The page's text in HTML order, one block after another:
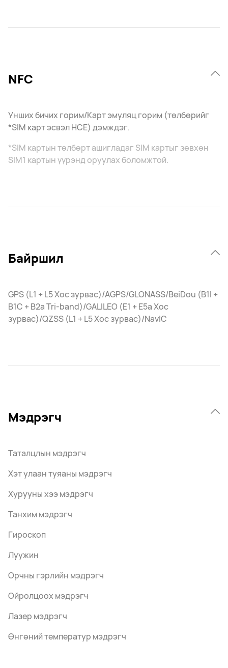
NFC
Унших бичих горим/Карт эмуляц горим (төлбөрийг
*SIM карт эсвэл HCE) дэмждэг.
*SIM картын төлбөрт ашигладаг SIM картыг зөвхөн
SIM1 картын үүрэнд оруулах боломжтой.
Байршил
GPS (L1 + L5 Хос зурвас)/AGPS/GLONASS/BeiDou (B1I +
B1C + B2a Tri-band)/GALILEO (E1 + E5a Хос
зурвас)/QZSS (L1 + L5 Хос зурвас)/NavIC
Мэдрэгч
Таталцлын мэдрэгч
Хэт улаан туяаны мэдрэгч
Хурууны хээ мэдрэгч
Танхим мэдрэгч
Гироскоп
Луужин
Орчны гэрлийн мэдрэгч
Ойролцоох мэдрэгч
Лазер мэдрэгч
Өнгөний температур мэдрэгч